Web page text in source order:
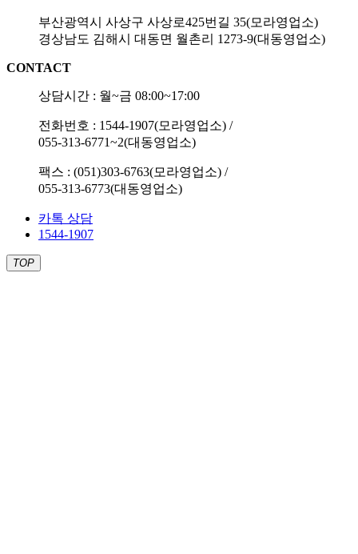
부산광역시 사상구 사상로425번길 35(모라영업소)
경상남도 김해시 대동면 월촌리 1273-9(대동영업소)
CONTACT
상담시간 : 월~금 08:00~17:00
전화번호 : 1544-1907(모라영업소) /
055-313-6771~2(대동영업소)
팩스 : (051)303-6763(모라영업소) /
055-313-6773(대동영업소)
카톡 상담
1544-1907
TOP